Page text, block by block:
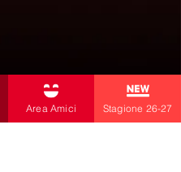
Area Amici Stagione 26-27